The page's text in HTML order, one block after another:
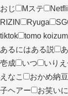
おじ
Mステ
RIZIN
Ryuga
tiktok
tomo
あるにはある説
壱成
いつ いり
えなこ
おかめ納豆
子ヘアー
お笑い